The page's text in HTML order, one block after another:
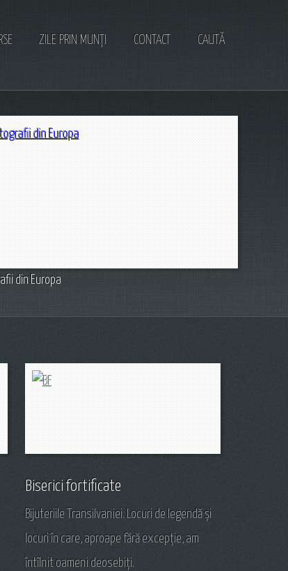
ZILE PRIN MUNȚI CONTACT CAUTĂ
din Europa
Biserici fortificate
Bijuteriile Transilvaniei. Locuri de legendă și
locuri în care, aproape fără excepție, am
întîlnit oameni deosebiți.